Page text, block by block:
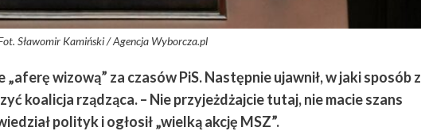
Sławomir Kamiński / Agencja Wyborcza.pl
„aferę wizową” za czasów PiS. Następnie ujawnił, w jaki sposób z
koalicja rządząca. – Nie przyjeżdżajcie tutaj, nie macie szans
polityk i ogłosił „wielką akcję MSZ”.